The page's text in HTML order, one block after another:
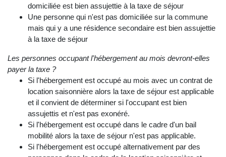
domiciliée est bien assujettie à la taxe de séjour
Une personne qui n'est pas domiciliée sur la commune
mais qui y a une résidence secondaire est bien assujettie
à la taxe de séjour
Les personnes occupant l'hébergement au mois devront-elles
payer la taxe ?
Si l'hébergement est occupé au mois avec un contrat de
location saisonnière alors la taxe de séjour est applicable
et il convient de déterminer si l'occupant est bien
assujettis et n'est pas exonéré.
Si l'hébergement est occupé dans le cadre d'un bail
mobilité alors la taxe de séjour n'est pas applicable.
Si l'hébergement est occupé alternativement par des